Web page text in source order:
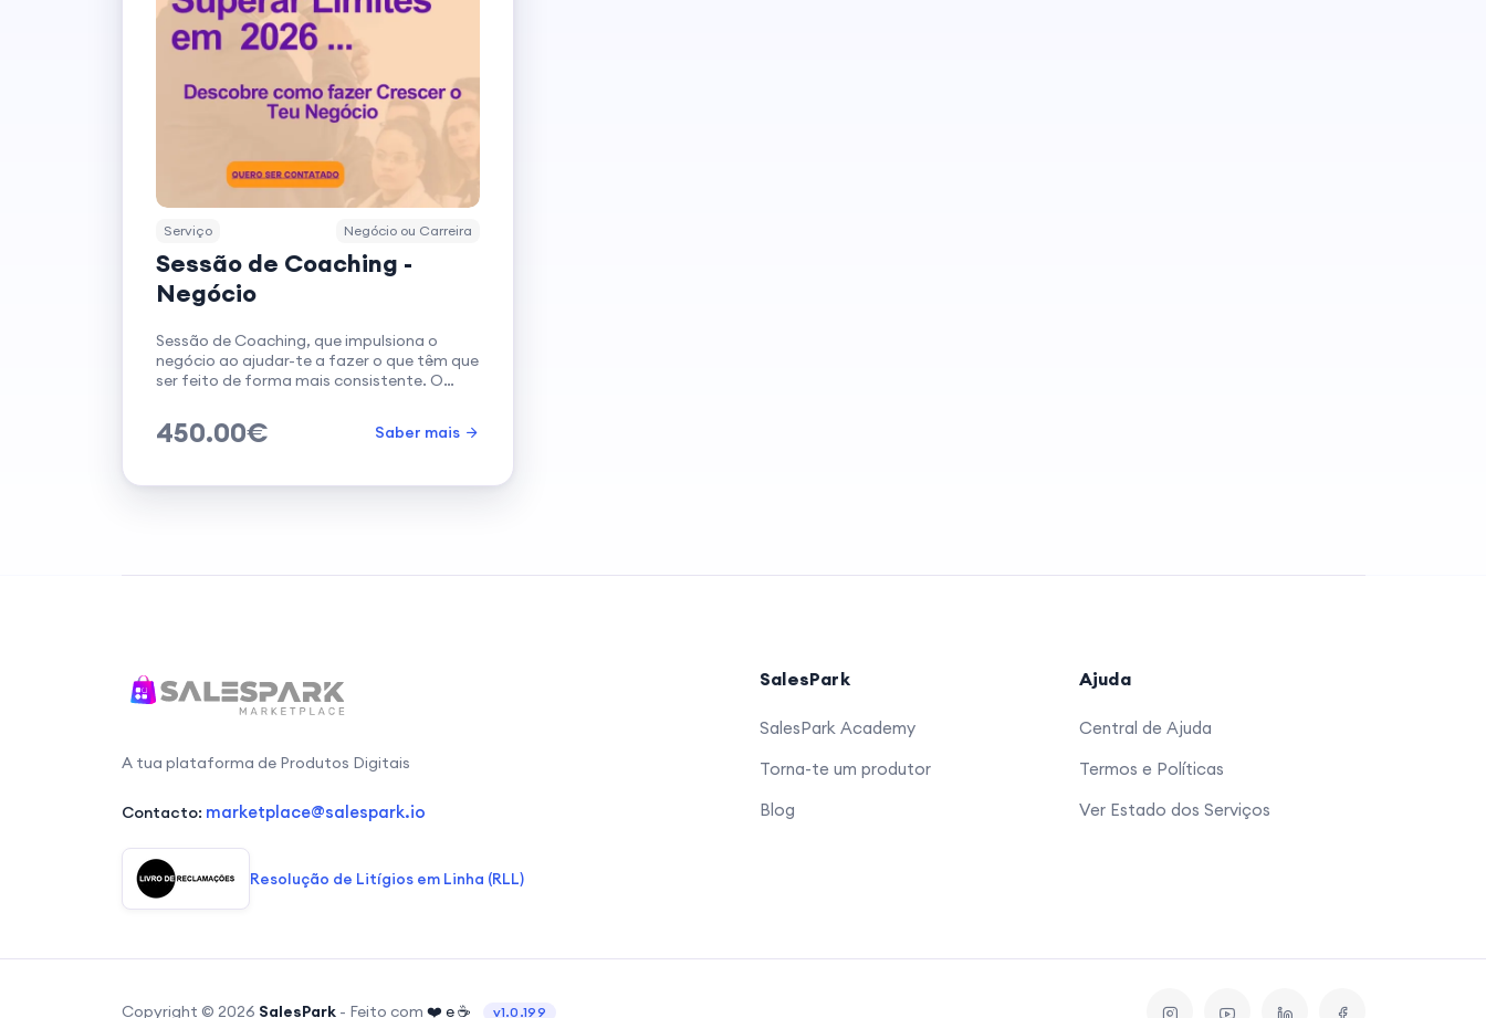
Serviço Negócio ou Carreira
Sessão de Coaching -
Negócio
Sessão de Coaching, que impulsiona o
negócio ao ajudar-te a fazer o que têm que
ser feito de forma mais consistente. O
450.00€ Saber mais
A tua plataforma de Produtos Digitais
Contacto: marketplace@salespark.io
Resolução de Litígios em Linha (RLL)
SalesPark
SalesPark Academy
Torna-te um produtor
Blog
Ajuda
Central de Ajuda
Termos e Políticas
Ver Estado dos Serviços
Copyright © 2026 SalesPark- Feito com ❤️ e ☕ v1.0.199